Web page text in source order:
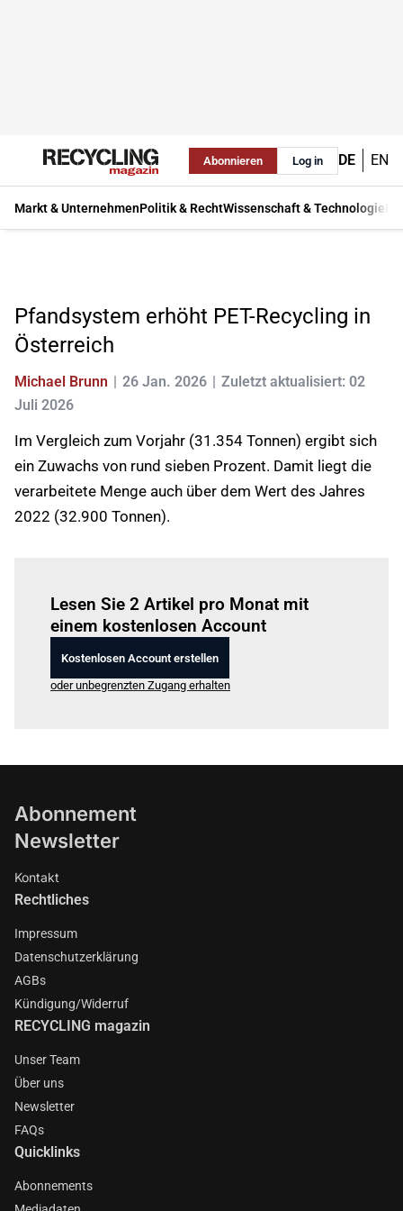
Abonnieren Log in DE EN
Markt & UnternehmenPolitik & RechtWissenschaft & Technologie
Pfandsystem erhöht PET-Recycling in
Österreich
Michael Brunn 26 Jan. 2026
Zuletzt aktualisiert: 02
Juli 2026
Im Vergleich zum Vorjahr (31.354 Tonnen) ergibt sich
ein Zuwachs von rund sieben Prozent. Damit liegt die
verarbeitete Menge auch über dem Wert des Jahres
2022 (32.900 Tonnen).
Lesen Sie 2 Artikel pro Monat mit
einem kostenlosen Account
Kostenlosen Account erstellen
oder unbegrenzten Zugang erhalten
Abonnement
Newsletter
Kontakt
Rechtliches
Impressum
Datenschutzerklärung
AGBs
Kündigung/Widerruf
RECYCLING magazin
Unser Team
Über uns
Newsletter
FAQs
Quicklinks
Abonnements